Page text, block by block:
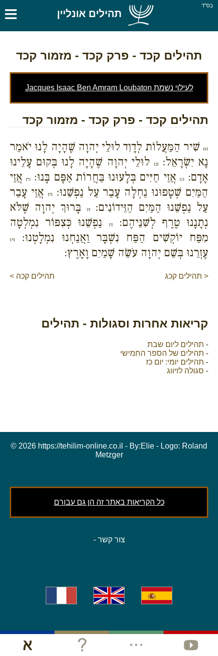
בס''ד ≡ תהילים אונליין
תהילים קכד - פרק קכד - מזמור קכד
לעילוי נשמת Jacques Isaac Ben Amram Loubaton
תהילים קכד - פרק קכד - מזמור קכד
{א} שִׁיר הַמַּעֲלוֹת לְדָוִד לוּלֵי יְהוָה שֶׁהָיָה לָנוּ יֹאמַר
נָא יִשְׂרָאֵל:{ב}
לוּלֵי יְהוָה שֶׁהָיָה לָנוּ בְּקוּם עָלֵינוּ
אָדָם:{ג} אֲזַי חַיִּים בְּלָעוּנוּ בַּחֲרוֹת אַפָּם בָּנוּ: {ד}אֲזַי
הַמַּיִם שְׁטָפוּנוּ נַחְלָה עָבַר עַל נַפְשֵׁנוּ:{ה}
אֲזַי עָבַר
עַל נַפְשֵׁנוּ הַמַּיִם הַזֵּידוֹנִים:{ו}
בָּרוּךְ יְהוָה שֶׁלֹּא
נְתָנָנוּ טֶרֶף לְשִׁנֵּיהֶם:{ז}
נַפְשֵׁנוּ כְּצִפּוֹר נִמְלְטָה
מִפַּח יוֹקְשִׁים הַפַּח נִשְׁבָּר וַאֲנַחְנוּ נִמְלָטְנוּ:
{ח}
עֶזְרֵנוּ בְּשֵׁם יְהוָה עֹשֵׂה שָׁמַיִם וָאָרֶץ:
< תהילים קכג תהילים קכה >
קריאות אחרות וסגולות - תהילים
- תהילים ליום שבת
- תהילים של הספר החמישי
- תהילים יומי: יום כז
- סגולה לזיווג
© 2026 https://tehilim-online.co.il - By:Elie - Logo: Roland
Metzger
כל הקריאות באתר זה הן גם עבורם
- צור קשר